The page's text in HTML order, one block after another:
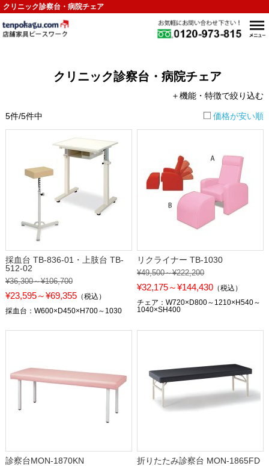
クリニック診察台・病院チェア
クリニック診察台・病院チェア
＋機能・特徴で絞り込む
5件/5件中 価格が安い順
採血台 TB-836-01・上肢台 TB-
512-02
¥36,300～¥106,700
¥23,595～¥69,355（税込）
採血台：W600×D450×H700～1030
リクライナー TB-1030
¥49,500～¥222,200
¥32,175～¥144,430 （税込）
チェア：W720×D800～1210×H540～
1040×SH400
診察台MON-1870KN 折りたたみ診察台 MON-1865FD